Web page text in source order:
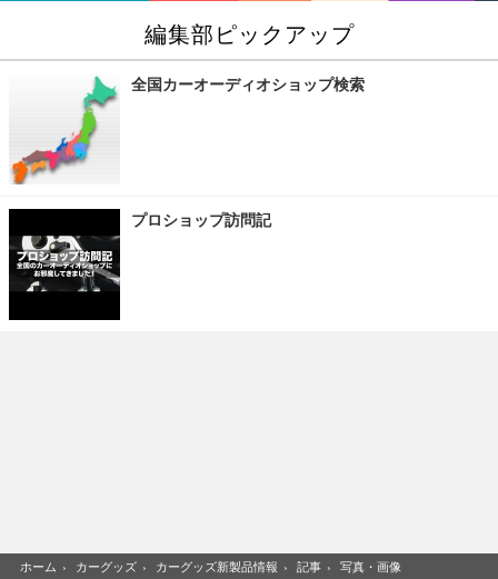
編集部ピックアップ
全国カーオーディオショップ検索
プロショップ訪問記
ホーム › カーグッズ › カーグッズ新製品情報 › 記事 › 写真・画像